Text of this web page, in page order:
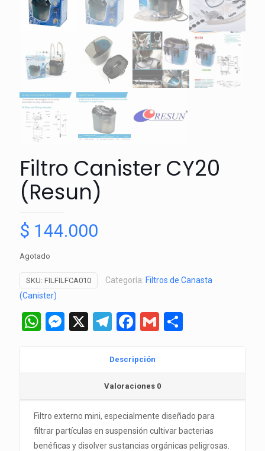
Filtro Canister CY20
(Resun)
$ 144.000
Agotado
SKU: FILFILFCA010 Categoría: Filtros de Canasta
(Canister)
WhatsApp
Messenger
X Telegram
Facebook
Gmail
Descripción
Valoraciones 0
Filtro externo mini, especialmente diseñado para
filtrar partículas en suspensión cultivar bacterias
benéficas y disolver sustancias orgánicas peligrosas.